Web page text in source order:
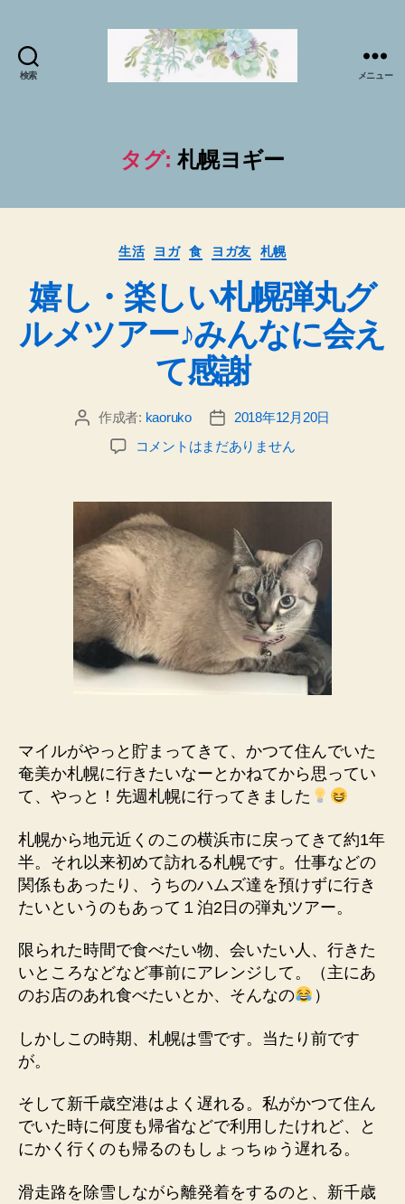
検索
ー
ル
ラ
テ
ス
で
sabai♪
か
お
る
の
日
記
メニュー
タグ: 札幌ヨギー
カ
ゴ
リ
ー
生活 ヨガ 食 ヨガ友 札幌
嬉し・楽しい札幌弾丸グ
ルメツアー♪みんなに会え
て感謝
投 作成者: kaoruko
投
稿
2018年12月20日
嬉
し
い
札
幌
弾
丸
グ
ル
メ
♪
み
ん
な
会
え
感
へ
の
コメントはまだありません
マイルがやっと貯まってきて、かつて住んでいた
奄美か札幌に行きたいなーとかねてから思ってい
て、やっと！先週札幌に行ってきました
札幌から地元近くのこの横浜市に戻ってきて約1年
半。それ以来初めて訪れる札幌です。仕事などの
関係もあったり、うちのハムズ達を預けずに行き
たいというのもあって１泊2日の弾丸ツアー。
限られた時間で食べたい物、会いたい人、行きた
いところなどなど事前にアレンジして。（主にあ
のお店のあれ食べたいとか、そんなの
）
しかしこの時期、札幌は雪です。当たり前です
が。
そして新千歳空港はよく遅れる。私がかつて住ん
でいた時に何度も帰省などで利用したけれど、と
にかく行くのも帰るのもしょっちゅう遅れる。
滑走路を除雪しながら離発着をするのと、新千歳